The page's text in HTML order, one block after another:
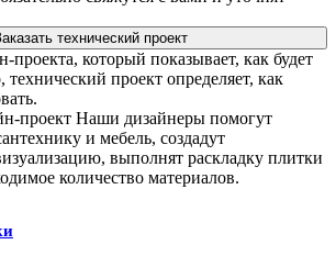
технический проект
проекта, который показывает, как будет
технический проект определяет, как
проект Наши дизайнеры помогут
и мебель, создадут
выполнят раскладку плитки
количество материалов.